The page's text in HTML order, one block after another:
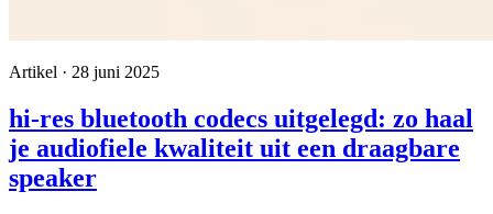
Artikel · 28 juni 2025
hi-res bluetooth codecs uitgelegd: zo haal
je audiofiele kwaliteit uit een draagbare
speaker